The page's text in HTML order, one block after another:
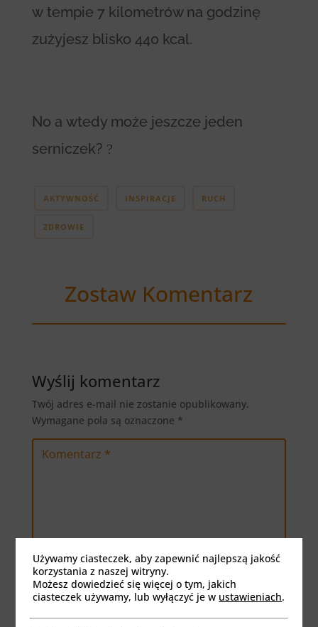
w tempie 7 kilometrów na godzinę
zużyjesz blisko 440 kcal.
No a wtedy może jeszcze jeden
serniczek? ?
AKTYWNOŚĆ INSPIRACJE RUCH
ZDROWIE
Zostaw Komentarz
Wyślij komentarz
Twój adres e-mail nie zostanie opublikowany.
Wymagane pola są oznaczone *
Używamy ciasteczek, aby zapewnić najlepszą jakość
korzystania z naszej witryny.
Możesz dowiedzieć się więcej o tym, jakich
ciasteczek używamy, lub wyłączyć je w ustawieniach.